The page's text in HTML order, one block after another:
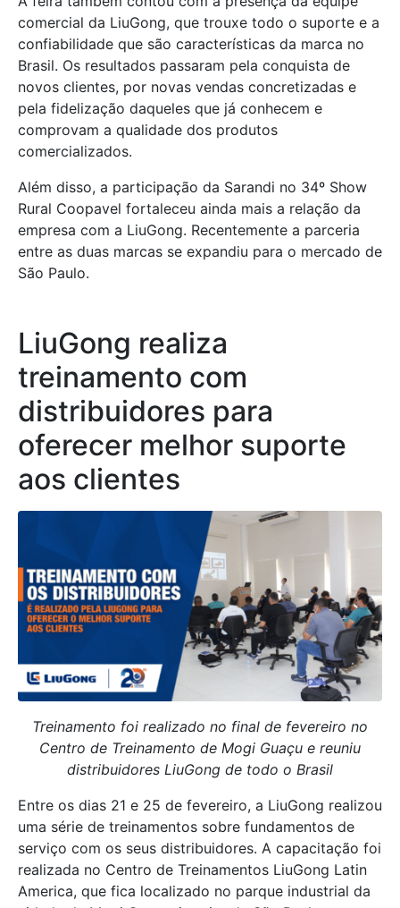
comercial da LiuGong, que trouxe todo o suporte e a
confiabilidade que são características da marca no
Brasil. Os resultados passaram pela conquista de
novos clientes, por novas vendas concretizadas e
pela fidelização daqueles que já conhecem e
comprovam a qualidade dos produtos
comercializados.
Além disso, a participação da Sarandi no 34º Show
Rural Coopavel fortaleceu ainda mais a relação da
empresa com a LiuGong. Recentemente a parceria
entre as duas marcas se expandiu para o mercado de
São Paulo.
LiuGong realiza
treinamento com
distribuidores para
oferecer melhor suporte
aos clientes
Treinamento foi realizado no final de fevereiro no
Centro de Treinamento de Mogi Guaçu e reuniu
distribuidores LiuGong de todo o Brasil
Entre os dias 21 e 25 de fevereiro, a LiuGong realizou
uma série de treinamentos sobre fundamentos de
serviço com os seus distribuidores. A capacitação foi
realizada no Centro de Treinamentos LiuGong Latin
America, que fica localizado no parque industrial da